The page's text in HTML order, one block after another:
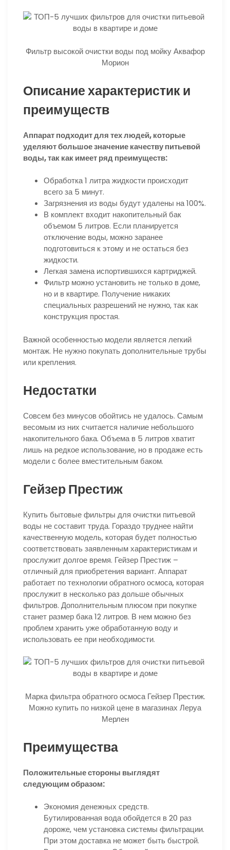
Фильтр высокой очистки воды под мойку Аквафор
Морион
Описание характеристик и
преимуществ
Аппарат подходит для тех людей, которые
уделяют большое значение качеству питьевой
воды, так как имеет ряд преимуществ:
Обработка 1 литра жидкости происходит
всего за 5 минут.
Загрязнения из воды будут удалены на 100%.
В комплект входит накопительный бак
объемом 5 литров. Если планируется
отключение воды, можно заранее
подготовиться к этому и не остаться без
жидкости.
Легкая замена испортившихся картриджей.
Фильтр можно установить не только в доме,
но и в квартире. Получение никаких
специальных разрешений не нужно, так как
конструкция простая.
Важной особенностью модели является легкий
монтаж. Не нужно покупать дополнительные трубы
или крепления.
Недостатки
Совсем без минусов обойтись не удалось. Самым
весомым из них считается наличие небольшого
накопительного бака. Объема в 5 литров хватит
лишь на редкое использование, но в продаже есть
модели с более вместительным баком.
Гейзер Престиж
Купить бытовые фильтры для очистки питьевой
воды не составит труда. Гораздо труднее найти
качественную модель, которая будет полностью
соответствовать заявленным характеристикам и
прослужит долгое время. Гейзер Престиж –
отличный для приобретения вариант. Аппарат
работает по технологии обратного осмоса, которая
прослужит в несколько раз дольше обычных
фильтров. Дополнительным плюсом при покупке
станет размер бака 12 литров. В нем можно без
проблем хранить уже обработанную воду и
использовать ее при необходимости.
Марка фильтра обратного осмоса Гейзер Престиж.
Можно купить по низкой цене в магазинах Леруа
Мерлен
Преимущества
Положительные стороны выглядят
следующим образом:
Экономия денежных средств.
Бутилированная вода обойдется в 20 раз
дороже, чем установка системы фильтрации.
При этом доставка не может быть быстрой.